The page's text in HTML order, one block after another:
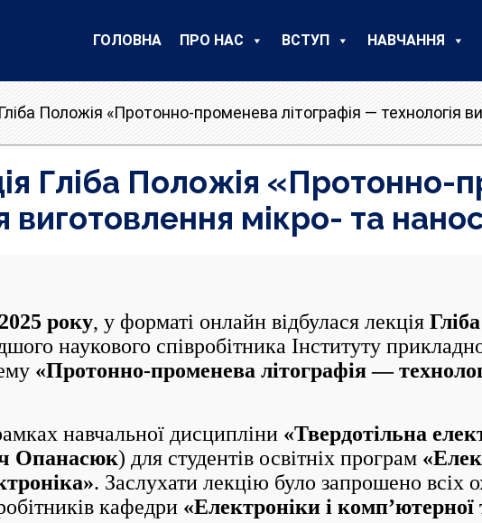
ГОЛОВНА ПРО НАС ВСТУП НАВЧАННЯ
Положія «Протонно-променева літографія — технологія
Гліба Положія «Протонно-
виготовлення мікро- та
року, у форматі онлайн відбулася лекція
наукового співробітника Інституту
«Протонно-променева літографія —
навчальної дисципліни «Твердотільна
Опанасюк) для студентів освітніх програм
. Заслухати лекцію було запрошено всіх
кафедри «Електроніки і комп’ютерної